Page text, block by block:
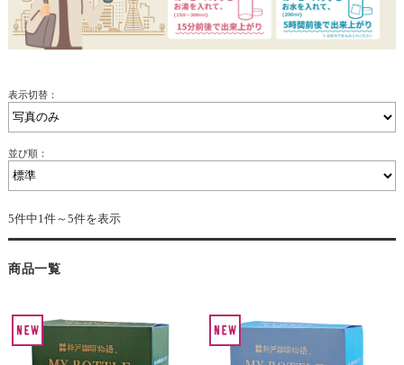
表示切替：
並び順：
5件中1件～5件を表示
商品一覧